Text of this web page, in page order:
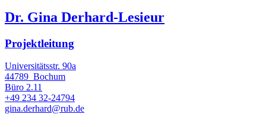
Dr. Gina Derhard-Lesieur
Projektleitung
Universitätsstr. 90a
44789 Bochum
Büro 2.11
+49 234 32-24794
gina.derhard@rub.de